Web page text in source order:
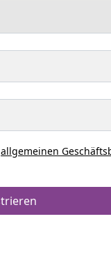
allgemeinen